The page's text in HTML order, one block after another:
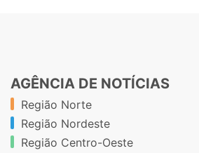
AGÊNCIA DE NOTÍCIAS
Região Norte
Região Nordeste
Região Centro-Oeste